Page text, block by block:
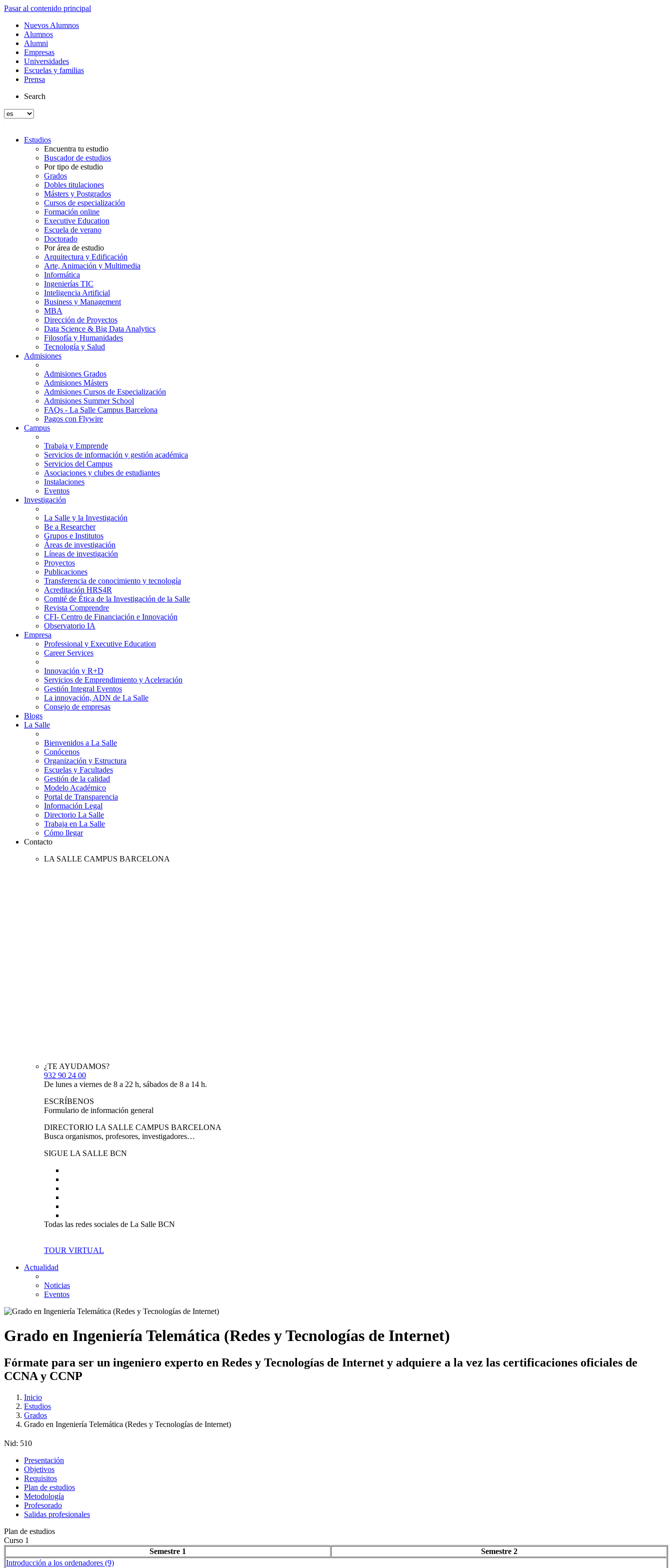
Pasar al contenido principal
Nuevos Alumnos
Alumnos
Alumni
Empresas
Universidades
Escuelas y familias
Prensa
Search
Estudios
Encuentra tu estudio
Buscador de estudios
Por tipo de estudio
Grados
Dobles titulaciones
Másters y Postgrados
Cursos de especialización
Formación online
Executive Education
Escuela de verano
Doctorado
Por área de estudio
Arquitectura y Edificación
Arte, Animación y Multimedia
Informática
Ingenierías TIC
Inteligencia Artificial
Business y Management
MBA
Dirección de Proyectos
Data Science & Big Data Analytics
Filosofía y Humanidades
Tecnología y Salud
Admisiones
Admisiones Grados
Admisiones Másters
Admisiones Cursos de Especialización
Admisiones Summer School
FAQs - La Salle Campus Barcelona
Pagos con Flywire
Campus
Trabaja y Emprende
Servicios de información y gestión académica
Servicios del Campus
Asociaciones y clubes de estudiantes
Instalaciones
Eventos
Investigación
La Salle y la Investigación
Be a Researcher
Grupos e Institutos
Áreas de investigación
Líneas de investigación
Proyectos
Publicaciones
Transferencia de conocimiento y tecnología
Acreditación HRS4R
Comité de Ética de la Investigación de la Salle
Revista Comprendre
CFI- Centro de Financiación e Innovación
Observatorio IA
Empresa
Professional y Executive Education
Career Services
Innovación y R+D
Servicios de Emprendimiento y Aceleración
Gestión Integral Eventos
La innovación, ADN de La Salle
Consejo de empresas
Blogs
La Salle
Bienvenidos a La Salle
Conócenos
Organización y Estructura
Escuelas y Facultades
Gestión de la calidad
Modelo Académico
Portal de Transparencia
Información Legal
Directorio La Salle
Trabaja en La Salle
Cómo llegar
Contacto
LA SALLE CAMPUS BARCELONA
¿TE AYUDAMOS?
932 90 24 00
De lunes a viernes de 8 a 22 h, sábados de 8 a 14 h.
ESCRÍBENOS
Formulario de información general
DIRECTORIO LA SALLE CAMPUS BARCELONA
Busca organismos, profesores, investigadores…
SIGUE LA SALLE BCN
Todas las redes sociales de La Salle BCN
TOUR VIRTUAL
Actualidad
Noticias
Eventos
Grado en Ingeniería Telemática (Redes y Tecnologías de Internet)
Fórmate para ser un ingeniero experto en Redes y Tecnologías de Internet y adquiere a la vez las certificaciones oficiales de
CCNA y CCNP
Inicio
Estudios
Grados
Grado en Ingeniería Telemática (Redes y Tecnologías de Internet)
Nid: 510
Presentación
Objetivos
Requisitos
Plan de estudios
Metodología
Profesorado
Salidas profesionales
Plan de estudios
Curso 1
Semestre 1
Semestre 2
Introducción a los ordenadores (9)